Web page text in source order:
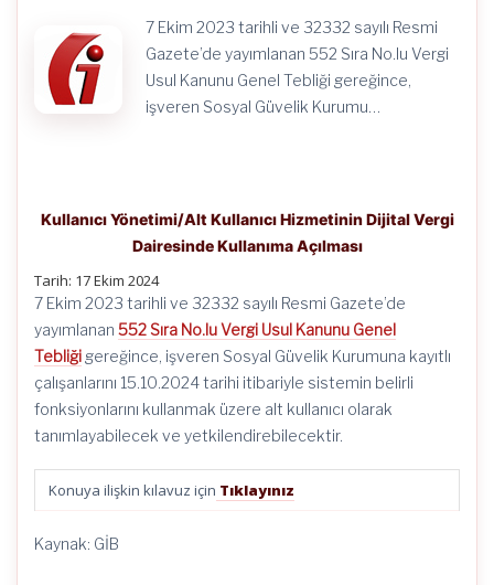
7 Ekim 2023 tarihli ve 32332 sayılı Resmi
Gazete’de yayımlanan 552 Sıra No.lu Vergi
Usul Kanunu Genel Tebliği gereğince,
işveren Sosyal Güvelik Kurumu…
Kullanıcı Yönetimi/Alt Kullanıcı Hizmetinin Dijital Vergi
Dairesinde Kullanıma Açılması
Tarih: 17 Ekim 2024
7 Ekim 2023 tarihli ve 32332 sayılı Resmi Gazete’de
yayımlanan 552 Sıra No.lu Vergi Usul Kanunu Genel
Tebliği gereğince, işveren Sosyal Güvelik Kurumuna kayıtlı
çalışanlarını 15.10.2024 tarihi itibariyle sistemin belirli
fonksiyonlarını kullanmak üzere alt kullanıcı olarak
tanımlayabilecek ve yetkilendirebilecektir.
Konuya ilişkin kılavuz için Tıklayınız
Kaynak: GİB